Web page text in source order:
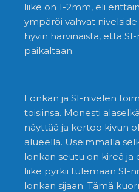
liike on 1-2mm, eli
ympäröi vahvat
hyvin harvinaista, että
paikaltaan.
Lonkan ja SI-nivelen
toisiinsa. Monesti
näyttää ja kertoo kivun
alueella. Useimmalla
lonkan seutu on kireä ja
liike pyrkii tulemaan SI-
lonkan sijaan. Tämä